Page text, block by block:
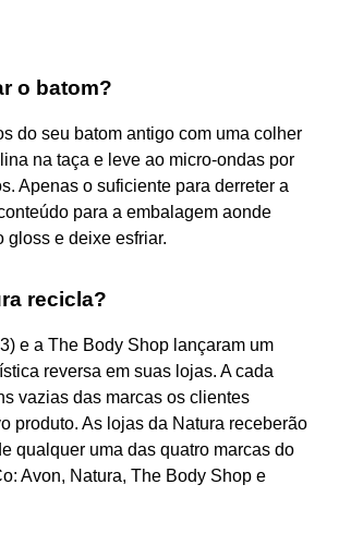
o batom?
do seu batom antigo com uma colher
na taça e leve ao micro-ondas por
Apenas o suficiente para derreter a
para a embalagem aonde
gloss e deixe esfriar.
recicla?
e a The Body Shop lançaram um
reversa em suas lojas. A cada
vazias das marcas os clientes
produto. As lojas da Natura receberão
qualquer uma das quatro marcas do
Avon, Natura, The Body Shop e